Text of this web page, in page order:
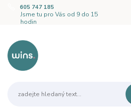
605 747 185
Jsme tu pro Vás od 9 do 15
hodin